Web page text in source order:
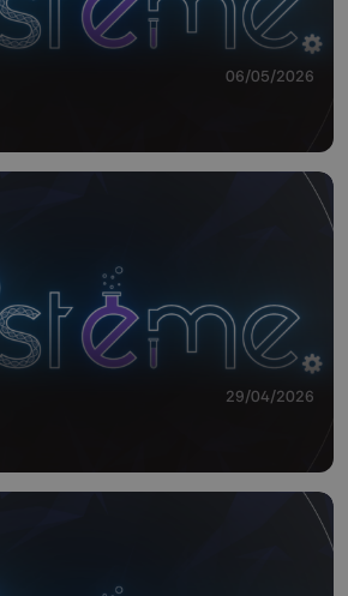
06/05/2026
29/04/2026